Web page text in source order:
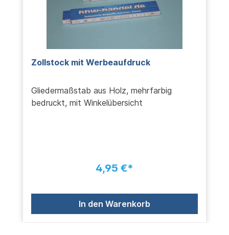
Zollstock mit Werbeaufdruck
Gliedermaßstab aus Holz, mehrfarbig
bedruckt, mit Winkelübersicht
4,95 €*
In den Warenkorb